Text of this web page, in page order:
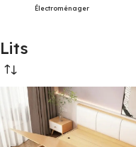
Électroménager
Lits